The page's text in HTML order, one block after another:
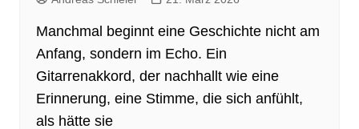
Manchmal beginnt eine Geschichte nicht am
Anfang, sondern im Echo. Ein
Gitarrenakkord, der nachhallt wie eine
Erinnerung, eine Stimme, die sich anfühlt,
als hätte sie